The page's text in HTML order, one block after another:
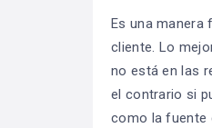
Es una manera
cliente. Lo
no está en las
el contrario si
como la fuente